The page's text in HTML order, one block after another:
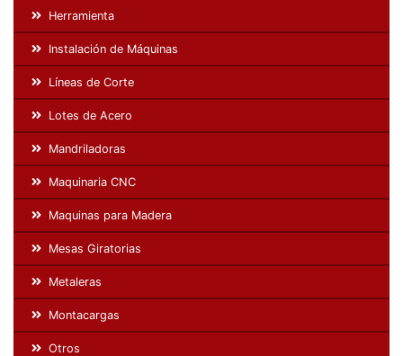
Herramienta
Instalación de Máquinas
Líneas de Corte
Lotes de Acero
Mandriladoras
Maquinaria CNC
Maquinas para Madera
Mesas Giratorias
Metaleras
Montacargas
Otros